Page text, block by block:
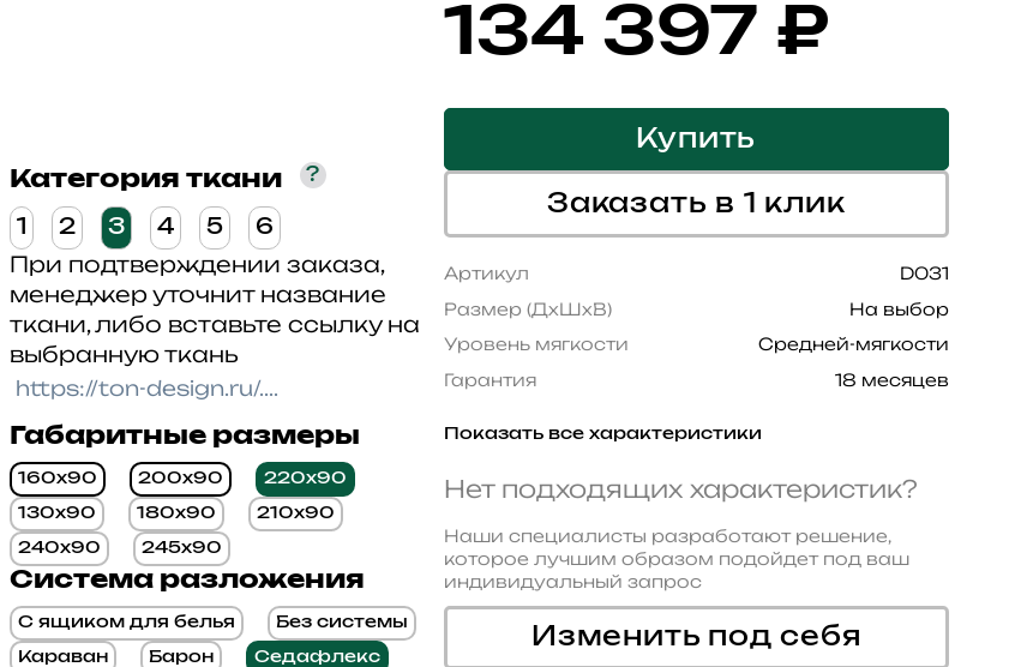
Категория ткани ?
1 2 3 4 5 6
При подтверждении заказа,
менеджер уточнит название
ткани, либо вставьте ссылку на
выбранную ткань
Габаритные размеры
160x90 200x90 220x90
130x90 180x90 210x90
240x90 245x90
Система разложения
С ящиком для белья Без системы
Караван Барон Седафлекс
134 397 ₽
Купить
Заказать в 1 клик
Артикул
D031
Размер (ДхШхВ)
На выбор
Уровень мягкости
Средней-мягкости
Гарантия
18 месяцев
Показать все характеристики
Нет подходящих характеристик?
Наши специалисты разработают решение,
которое лучшим образом подойдет под ваш
индивидуальный запрос
Изменить под себя